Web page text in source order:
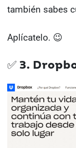
también sabes
Aplícatelo. 😉
✅ 3.